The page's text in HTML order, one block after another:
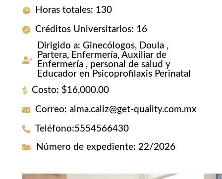
Horas totales: 130
Créditos Universitarios: 16
Dirigido a: Ginecólogos, Doula ,
Partera, Enfermería, Auxiliar de
Enfermería , personal de salud y
Educador en Psicoprofilaxis Perinatal
Costo: $16,000.00
Correo: alma.caliz@get-quality.com.mx
Teléfono:5554566430
Número de expediente: 22/2026